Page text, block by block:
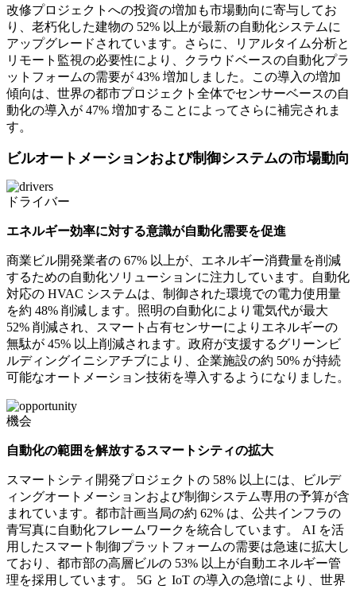
改修プロジェクトへの投資の増加も市場動向に寄与してお
り、老朽化し​​た建物の 52% 以上が最新の自動化システムに
アップグレードされています。さらに、リアルタイム分析と
リモート監視の必要性により、クラウドベースの自動化プラ
ットフォームの需要が 43% 増加しました。この導入の増加
傾向は、世界の都市プロジェクト全体でセンサーベースの自
動化の導入が 47% 増加することによってさらに補完されま
す。
ビルオートメーションおよび制御システムの市場動向
ドライバー
エネルギー効率に対する意識が自動化需要を促進
商業ビル開発業者の 67% 以上が、エネルギー消費量を削減
するための自動化ソリューションに注力しています。自動化
対応の HVAC システムは、制御された環境での電力使用量
を約 48% 削減します。照明の自動化により電気代が最大
52% 削減され、スマート占有センサーによりエネルギーの
無駄が 45% 以上削減されます。政府が支援するグリーンビ
ルディングイニシアチブにより、企業施設の約 50% が持続
可能なオートメーション技術を導入するようになりました。
機会
自動化の範囲を解放するスマートシティの拡大
スマートシティ開発プロジェクトの 58% 以上には、ビルデ
ィングオートメーションおよび制御システム専用の予算が含
まれています。都市計画当局の約 62% は、公共インフラの
青写真に自動化フレームワークを統合しています。 AI を活
用したスマート制御プラットフォームの需要は急速に拡大し
ており、都市部の高層ビルの 53% 以上が自動エネルギー管
理を採用しています。 5G と IoT の導入の急増により、世界